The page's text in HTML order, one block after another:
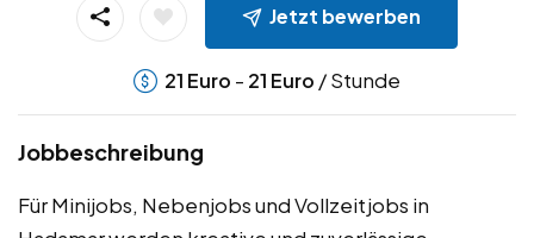
Jetzt bewerben
21 Euro - 21 Euro / Stunde
Jobbeschreibung
Für Minijobs, Nebenjobs und Vollzeitjobs in